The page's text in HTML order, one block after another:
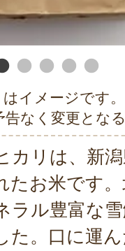
イメージです。
なく変更とな
カリは、新
たお米です
ラル豊富な
た。口に運